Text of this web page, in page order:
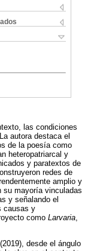
las condiciones
autora destaca el
de la poesía como
heteropatriarcal y
y paratextos de
redes de
amplio y
mayoría vinculadas
y señalando el
causas y
como Larvaria
(2019), desde el ángulo